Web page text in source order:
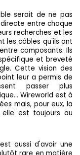
serait de ne pas
entre chaque
recherches et les
les câbles qu'ils ont
composants. Ils
et breveté
Cette vision des
leur a permis de
passer plus
Wireworld est à
mais, pour eux, la
est toujours au
aussi d'avoir une